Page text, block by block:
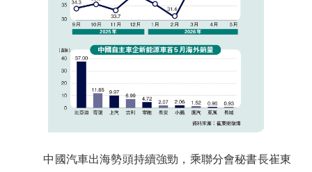
中國汽車出海勢頭持續強勁，乘聯分會秘書長崔東